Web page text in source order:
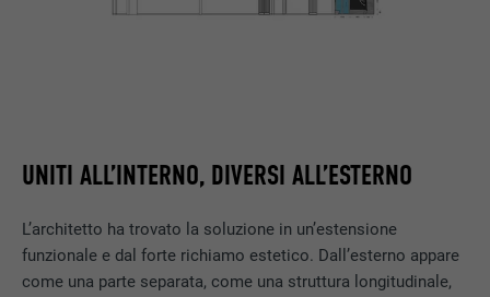
UNITI ALL’INTERNO, DIVERSI ALL’ESTERNO
L’architetto ha trovato la soluzione in un’estensione
funzionale e dal forte richiamo estetico. Dall’esterno appare
come una parte separata, come una struttura longitudinale,